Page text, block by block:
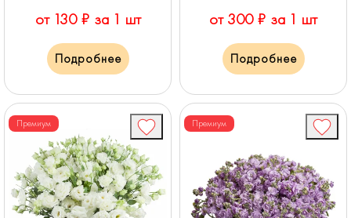
от 130 ₽ за 1 шт
Подробнее
от 300 ₽ за 1 шт
Подробнее
Премиум Премиум